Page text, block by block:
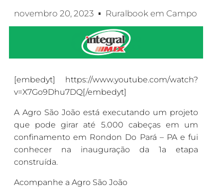
novembro 20, 2023 Ruralbook em Campo
[embedyt] https://www.youtube.com/watch?
v=X7Go9Dhu7DQ[/embedyt]
A Agro São João está executando um projeto
que pode girar até 5.000 cabeças em um
confinamento em Rondon Do Pará – PA e fui
conhecer na inauguração da 1a etapa
construída.
Acompanhe a Agro São João